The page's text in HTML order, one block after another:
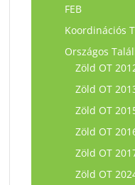
FEB
Koordinációs
Országos
Zöld OT
Zöld OT
Zöld OT
Zöld OT
Zöld OT
Zöld OT